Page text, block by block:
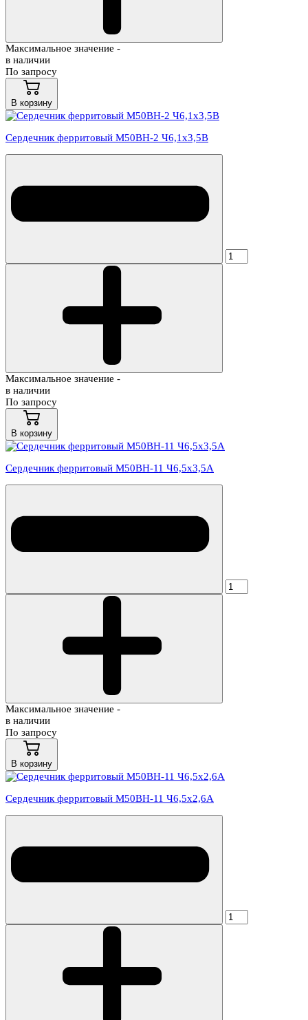
Максимальное значение -
в наличии
По запросу
В корзину
Сердечник ферритовый М50ВН-2 Ч6,1х3,5В
Максимальное значение -
в наличии
По запросу
В корзину
Сердечник ферритовый М50ВН-11 Ч6,5х3,5А
Максимальное значение -
в наличии
По запросу
В корзину
Сердечник ферритовый М50ВН-11 Ч6,5х2,6А